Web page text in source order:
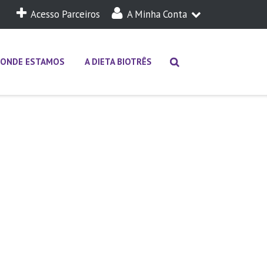
Acesso Parceiros A Minha Conta
Login
ONDE ESTAMOS A DIETA BIOTRÊS